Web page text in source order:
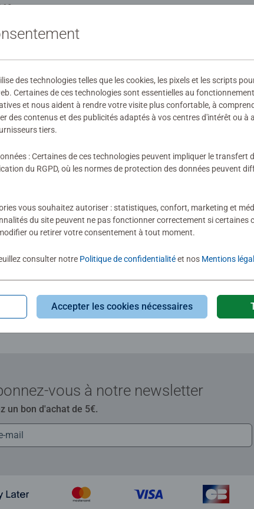
Rating 5 out of
Acheté lors du
Très joli,
Machouillable, il
vrai plus !
0
vous à notre newsletter
un bon d'achat de 5€.
des technologies telles que les cookies, les pixels et les scripts
Certaines de ces technologies sont essentielles au
et nous aident à rendre votre visite plus confortable, à
des contenus et des publicités adaptés à vos centres d'intérêt ou à
tiers.
: Certaines de ces technologies peuvent impliquer le transfert
du RGPD, où les normes de protection des données peuvent
vous souhaitez autoriser : statistiques, confort, marketing et
du site peuvent ne pas fonctionner correctement si certaines
ou retirer votre consentement à tout moment.
consulter notre Politique de confidentialitéet nos Mentions
Accepter les cookies nécessaires